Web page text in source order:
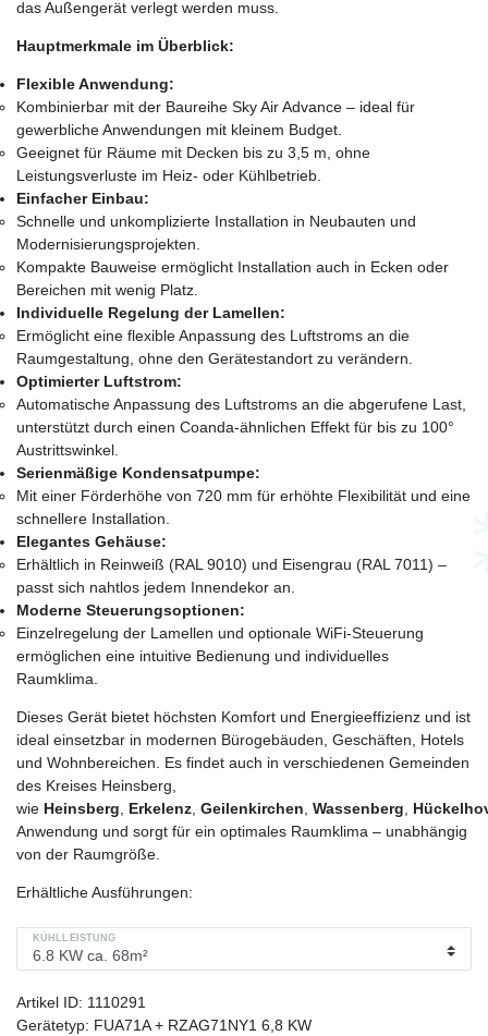
das Außengerät verlegt werden muss.
Hauptmerkmale im Überblick:
Flexible Anwendung:
Kombinierbar mit der Baureihe Sky Air Advance – ideal für
gewerbliche Anwendungen mit kleinem Budget.
Geeignet für Räume mit Decken bis zu 3,5 m, ohne
Leistungsverluste im Heiz- oder Kühlbetrieb.
Einfacher Einbau:
Schnelle und unkomplizierte Installation in Neubauten und
Modernisierungsprojekten.
Kompakte Bauweise ermöglicht Installation auch in Ecken oder
Bereichen mit wenig Platz.
Individuelle Regelung der Lamellen:
Ermöglicht eine flexible Anpassung des Luftstroms an die
Raumgestaltung, ohne den Gerätestandort zu verändern.
Optimierter Luftstrom:
Automatische Anpassung des Luftstroms an die abgerufene Last,
unterstützt durch einen Coanda-ähnlichen Effekt für bis zu 100°
Austrittswinkel.
Serienmäßige Kondensatpumpe:
Mit einer Förderhöhe von 720 mm für erhöhte Flexibilität und eine
schnellere Installation.
Elegantes Gehäuse:
Erhältlich in Reinweiß (RAL 9010) und Eisengrau (RAL 7011) –
passt sich nahtlos jedem Innendekor an.
Moderne Steuerungsoptionen:
Einzelregelung der Lamellen und optionale WiFi-Steuerung
ermöglichen eine intuitive Bedienung und individuelles
Raumklima.
Dieses Gerät bietet höchsten Komfort und Energieeffizienz und ist
ideal einsetzbar in modernen Bürogebäuden, Geschäften, Hotels
und Wohnbereichen. Es findet auch in verschiedenen Gemeinden
des Kreises Heinsberg,
wie Heinsberg Erkelenz Geilenkirchen Wassenberg
Anwendung und sorgt für ein optimales Raumklima – unabhängig
von der Raumgröße.
Erhältliche Ausführungen:
KÜHLLEISTUNG
Artikel ID: 1110291
Gerätetyp: FUA71A + RZAG71NY1 6,8 KW